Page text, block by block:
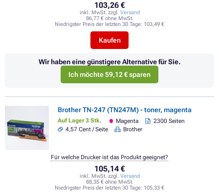
103,26 €
inkl. MwSt. zzgl. Versand
86,77 € ohne MwSt.
Niedrigster Preis der letzten 30 Tage: 103,49 €
Kaufen
Wir haben eine günstigere Alternative für Sie.
Ich möchte 59,12 € sparen
Brother TN-247 (TN247M) - toner, magenta
Auf Lager 3 Stk. Magenta
2300 Seiten
4,57 Cent / Seite
Brother
105,14 €
inkl. MwSt. zzgl. Versand
88,35 € ohne MwSt.
Niedrigster Preis der letzten 30 Tage: 105,33 €
Für welche Drucker ist das Produkt geeignet?